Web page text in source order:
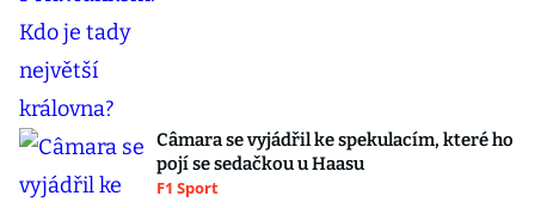
Câmara se vyjádřil ke spekulacím, které ho
pojí se sedačkou u Haasu
F1 Sport